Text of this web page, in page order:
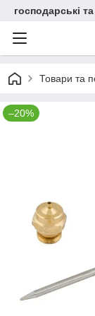
господарські
Товари та
–20%